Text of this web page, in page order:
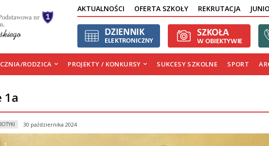
AKTUALNOŚCI OFERTA SZKOŁY REKRUTACJA
RODZICA PROJEKTY / KONKURSY SUKCESY SZKOLNE SPORT
1a
30 października 2024